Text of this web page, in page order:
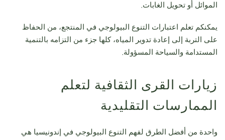
الموائل أو تحويل الغابات.
يمكنكم تعلم اعتبارات التنوع البيولوجي في المنتجع، من الحفاظ
على التربة إلى إعادة تدوير المياه، كلها جزء من التزامه بالتنمية
المستدامة والسياحة المسؤولة.
زيارات القرى الثقافية لتعلم
الممارسات التقليدية
واحدة من أفضل الطرق لفهم التنوع البيولوجي في إندونيسيا هي